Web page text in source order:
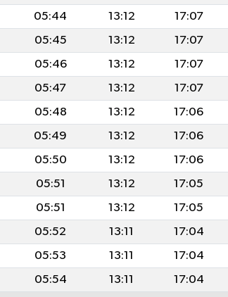
05:44 13:12 17:07
05:45 13:12 17:07
05:46 13:12 17:07
05:47 13:12 17:07
05:48 13:12 17:06
05:49 13:12 17:06
05:50 13:12 17:06
05:51 13:12 17:05
05:51 13:12 17:05
05:52 13:11 17:04
05:53 13:11 17:04
05:54 13:11 17:04